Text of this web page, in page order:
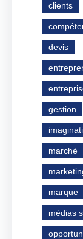
clients
devis
gestion
marché
marque
médias